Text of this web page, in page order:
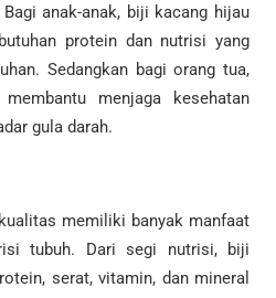
anak-anak, biji kacang hijau
protein dan nutrisi yang
Sedangkan bagi orang tua,
menjaga kesehatan
gula darah.
memiliki banyak manfaat
tubuh. Dari segi nutrisi, biji
serat, vitamin, dan mineral